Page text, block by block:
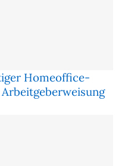
Homeoffice-